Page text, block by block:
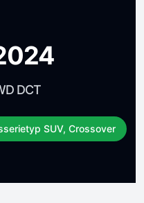
DCT
SUV, Crossover